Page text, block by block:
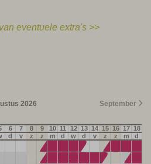
eventuele extra's >>
2026 September
6 7 8 9 10 11 12 13 14 15 16 17 18
d v z z m d w d v z z m d